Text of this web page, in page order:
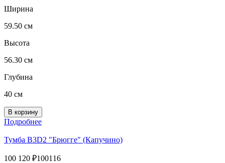
Ширина
59.50 см
Высота
56.30 см
Глубина
40 см
Подробнее
Тумба В3D2 "Брюгге" (Капучино)
100 120 ₽100116